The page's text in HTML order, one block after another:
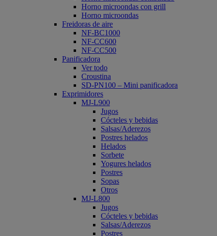
Horno microondas con grill
Horno microondas
Freidoras de aire
NF-BC1000
NF-CC600
NF-CC500
Panificadora
Ver todo
Croustina
SD-PN100 – Mini panificadora
Exprimidores
MJ-L900
Jugos
Cócteles y bebidas
Salsas/Aderezos
Postres helados
Helados
Sorbete
Yogures helados
Postres
Sopas
Otros
MJ-L800
Jugos
Cócteles y bebidas
Salsas/Aderezos
Postres